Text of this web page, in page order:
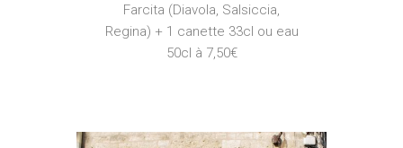
Farcita (Diavola, Salsiccia,
Regina) + 1 canette 33cl ou eau
50cl à 7,50€